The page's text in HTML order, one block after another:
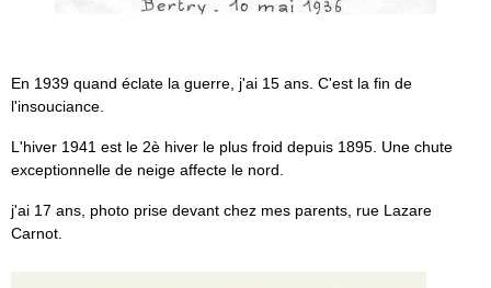
En 1939 quand éclate la guerre, j'ai 15 ans. C'est la fin de
l'insouciance.
L'hiver 1941 est le 2è hiver le plus froid depuis 1895. Une chute
exceptionnelle de neige affecte le nord.
j'ai 17 ans, photo prise devant chez mes parents, rue Lazare
Carnot.